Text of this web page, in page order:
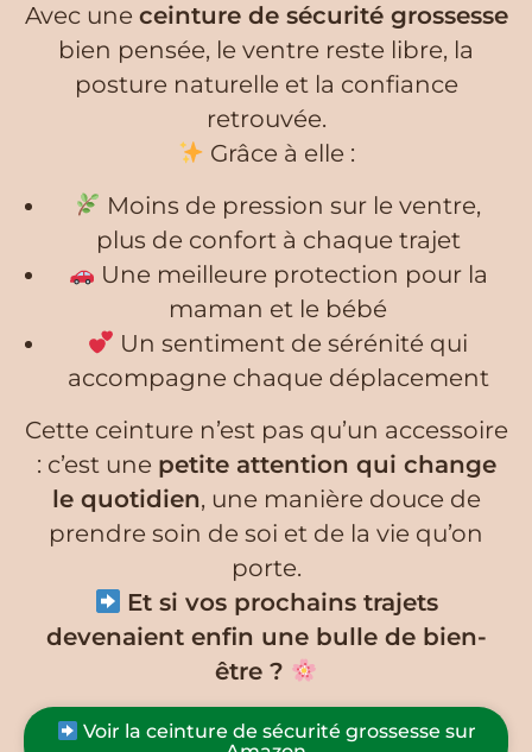
Avec une ceinture de sécurité grossesse
bien pensée, le ventre reste libre, la
posture naturelle et la confiance
retrouvée.
Grâce à elle :
Moins de pression sur le ventre,
plus de confort à chaque trajet
Une meilleure protection pour la
maman et le bébé
Un sentiment de sérénité qui
accompagne chaque déplacement
Cette ceinture n’est pas qu’un accessoire
: c’est une petite attention qui change
le quotidien, une manière douce de
prendre soin de soi et de la vie qu’on
porte.
Et si vos prochains trajets
devenaient enfin une bulle de bien-
être ?
Voir la ceinture de sécurité grossesse sur